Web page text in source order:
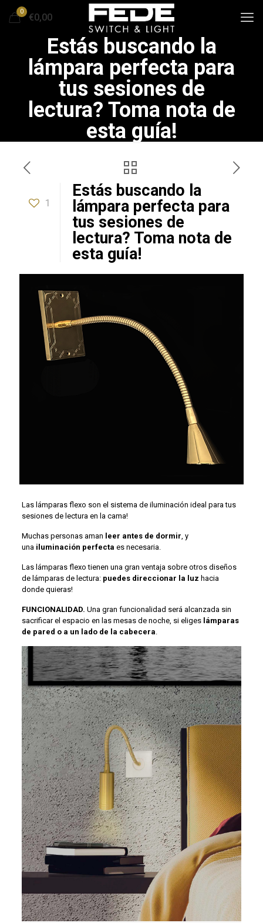
0
€0,00
Estás buscando la
lámpara perfecta para
tus sesiones de
lectura? Toma nota de
esta guía!
1
Estás buscando la
lámpara perfecta para
tus sesiones de
lectura? Toma nota de
esta guía!
Las lámparas flexo son el sistema de iluminación ideal para tus
sesiones de lectura en la cama!
Muchas personas aman leer antes de dormir, y
una iluminación perfecta es necesaria.
Las lámparas flexo tienen una gran ventaja sobre otros diseños
de lámparas de lectura: puedes direccionar la luz hacia
donde quieras!
FUNCIONALIDAD. Una gran funcionalidad será alcanzada sin
sacrificar el espacio en las mesas de noche, si eliges lámparas
de pared o a un lado de la cabecera.